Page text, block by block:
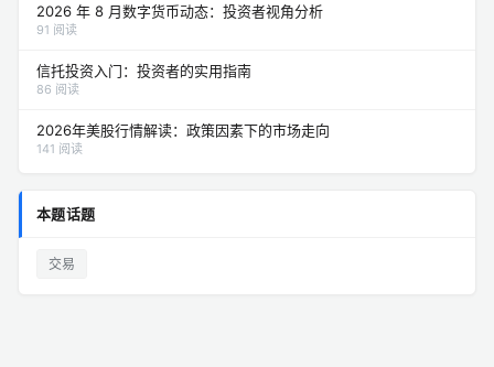
2026 年 8 月数字货币动态：投资者视角分析
91 阅读
信托投资入门：投资者的实用指南
86 阅读
2026年美股行情解读：政策因素下的市场走向
141 阅读
本题话题
交易